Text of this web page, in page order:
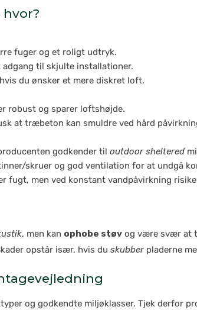
fuger og et roligt udtryk.
til skjulte installationer.
du ønsker et mere diskret loft.
robust og sparer loftshøjde.
at træbeton kan smuldre ved hård
godkender tiloutdoor sheltered
skruer og god ventilation for at undgå
fugt, men ved konstant vandpåvirkning
, men kan ophobe støv og være svær at
opstår især, hvis du skubber pladerne
og godkendte miljøklasser. Tjek derfor